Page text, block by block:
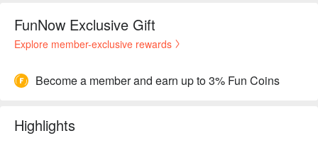
FunNow Exclusive Gift
Explore member-exclusive rewards
Become a member and earn up to 3% Fun Coins
Highlights